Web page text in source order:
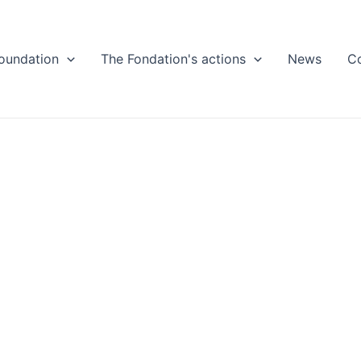
The Fondation's actions News